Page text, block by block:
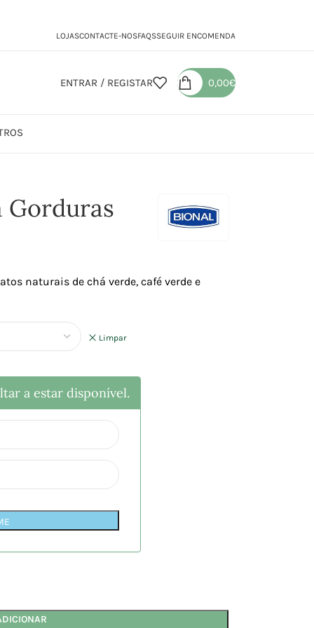
LOJASCONTACTE-NOSFAQSSEGUIR ENCOMENDA
ENTRAR / REGISTAR 0,00€
Gorduras
naturais de chá verde, café verde e
Limpar
a estar disponível.